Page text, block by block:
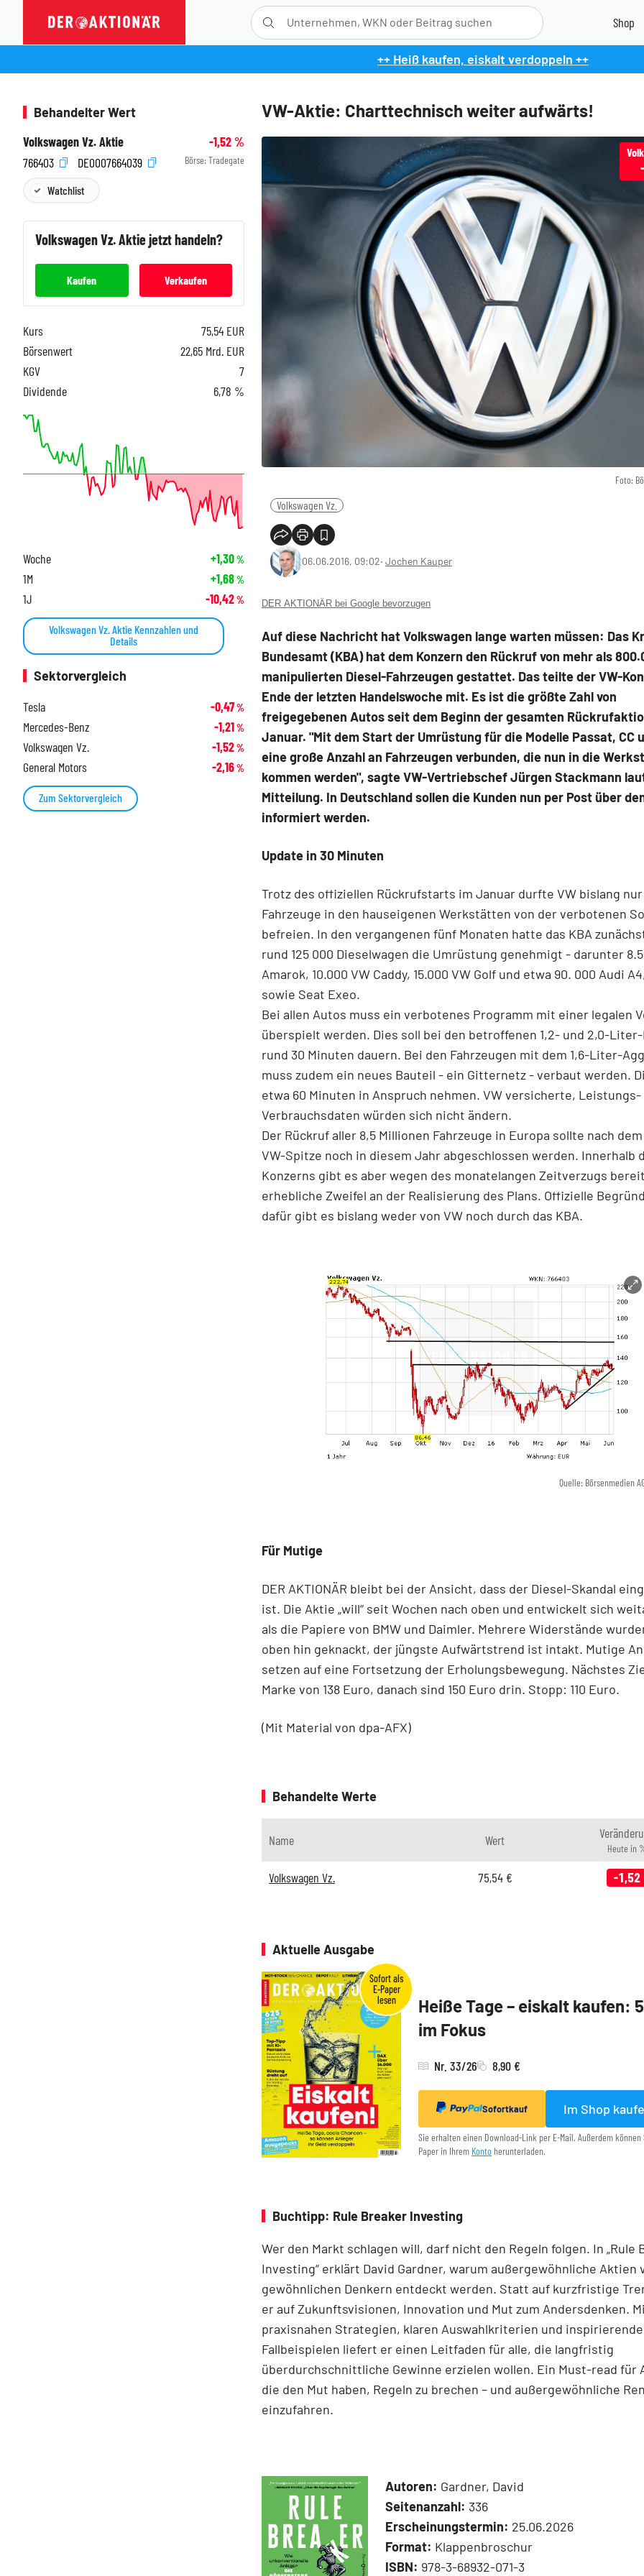
++ Heiß kaufen, eiskalt verdoppeln ++
VW-Aktie: Charttechnisch weiter aufwärts!
Foto:
Volkswagen Vz.
06.06.2016, 09:02‧ Jochen Kauper
DER AKTIONÄR bei Google bevorzugen
Auf diese Nachricht hat Volkswagen lange warten müssen: Das
Bundesamt (KBA) hat dem Konzern den Rückruf von mehr als
manipulierten Diesel-Fahrzeugen gestattet. Das teilte der VW-
Ende der letzten Handelswoche mit. Es ist die größte Zahl von
freigegebenen Autos seit dem Beginn der gesamten
Januar. "Mit dem Start der Umrüstung für die Modelle Passat, CC
eine große Anzahl an Fahrzeugen verbunden, die nun in die
kommen werden", sagte VW-Vertriebschef Jürgen Stackmann
Mitteilung. In Deutschland sollen die Kunden nun per Post über
informiert werden.
Update in 30 Minuten
Trotz des offiziellen Rückrufstarts im Januar durfte VW bislang
Fahrzeuge in den hauseigenen Werkstätten von der verbotenen
befreien. In den vergangenen fünf Monaten hatte das KBA
rund 125 000 Dieselwagen die Umrüstung genehmigt - darunter
Amarok, 10.000 VW Caddy, 15.000 VW Golf und etwa 90. 000 Audi
sowie Seat Exeo.
Bei allen Autos muss ein verbotenes Programm mit einer legalen
überspielt werden. Dies soll bei den betroffenen 1,2- und 2,0-
rund 30 Minuten dauern. Bei den Fahrzeugen mit dem 1,6-Liter-
muss zudem ein neues Bauteil - ein Gitternetz - verbaut werden.
etwa 60 Minuten in Anspruch nehmen. VW versicherte, Leistungs-
Verbrauchsdaten würden sich nicht ändern.
Der Rückruf aller 8,5 Millionen Fahrzeuge in Europa sollte nach
VW-Spitze noch in diesem Jahr abgeschlossen werden. Innerhalb
Konzerns gibt es aber wegen des monatelangen Zeitverzugs
erhebliche Zweifel an der Realisierung des Plans. Offizielle
dafür gibt es bislang weder von VW noch durch das KBA.
Quelle: Börsenmedien
Für Mutige
DER AKTIONÄR bleibt bei der Ansicht, dass der Diesel-Skandal
ist. Die Aktie „will“ seit Wochen nach oben und entwickelt sich
als die Papiere von BMW und Daimler. Mehrere Widerstände
oben hin geknackt, der jüngste Aufwärtstrend ist intakt. Mutige
setzen auf eine Fortsetzung der Erholungsbewegung. Nächstes
Marke von 138 Euro, danach sind 150 Euro drin. Stopp: 110 Euro.
(Mit Material von dpa-AFX)
Behandelte Werte
Name Wert
Heute in
Volkswagen Vz. 75,54€ -1,52
Aktuelle Ausgabe
Heiße Tage – eiskalt kaufen:
im Fokus
Nr. 33/26 8,90 €
Sofortkauf Im Shop
Sie erhalten einen Download-Link per E-Mail. Außerdem
Paper in Ihrem Konto herunterladen.
Buchtipp: Rule Breaker Investing
Wer den Markt schlagen will, darf nicht den Regeln folgen. In „Rule
Investing“ erklärt David Gardner, warum außergewöhnliche
gewöhnlichen Denkern entdeckt werden. Statt auf kurzfristige
er auf Zukunftsvisionen, Innovation und Mut zum Andersdenken.
praxisnahen Strategien, klaren Auswahlkriterien und
Fallbeispielen liefert er einen Leit­faden für alle, die langfristig
überdurchschnittliche Gewinne erzielen wollen. Ein Must-read für
die den Mut haben, Regeln zu brechen – und außergewöhnliche
einzufahren.
Autoren: Gardner, David
Seitenanzahl: 336
Erscheinungstermin: 25.06.2026
Format: Klappenbroschur
ISBN: 978-3-68932-071-3
Behandelter Wert
Volkswagen Vz. Aktie
-1,52%
766403
DE0007664039 Börse: Tradegate
Watchlist
Volkswagen Vz.Aktie jetzt handeln?
Kaufen Verkaufen
Kurs 75,54 EUR
Börsenwert
22,65 Mrd. EUR
KGV
7
Dividende
6,78 %
Woche +1,30%
1M +1,68%
1J -10,42%
Volkswagen Vz. Aktie Kennzahlen und
Details
Sektorvergleich
Tesla
-0,47%
Mercedes-Benz -1,21%
Volkswagen Vz. -1,52%
General Motors -2,16%
Zum Sektorvergleich